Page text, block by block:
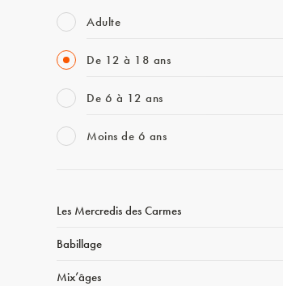
Adulte
De 12 à 18 ans
De 6 à 12 ans
Moins de 6 ans
Les Mercredis des Carmes
Babillage
Mix’âges